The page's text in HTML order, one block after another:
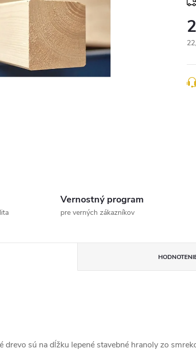
Vernostný program
pre verných zákazníkov
sú na dĺžku lepené stavebné hranoly zo